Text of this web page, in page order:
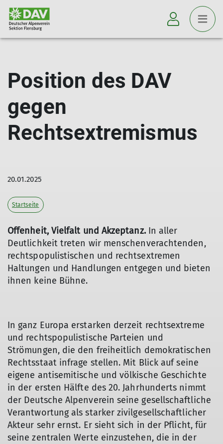
Position des DAV
gegen
Rechtsextremismus
20.01.2025
Startseite
Offenheit, Vielfalt und Akzeptanz.In aller
Deutlichkeit treten wir menschenverachtenden,
rechtspopulistischen und rechtsextremen
Haltungen und Handlungen entgegen und bieten
ihnen keine Bühne.
In ganz Europa erstarken derzeit rechtsextreme
und rechtspopulistische Parteien und
Strömungen, die den freiheitlich demokratischen
Rechtsstaat infrage stellen. Mit Blick auf seine
eigene antisemitische und völkische Geschichte
in der ersten Hälfte des 20. Jahrhunderts nimmt
der Deutsche Alpenverein seine gesellschaftliche
Verantwortung als starker zivilgesellschaftlicher
Akteur sehr ernst. Er sieht sich in der Pflicht, für
seine zentralen Werte einzustehen, die in der